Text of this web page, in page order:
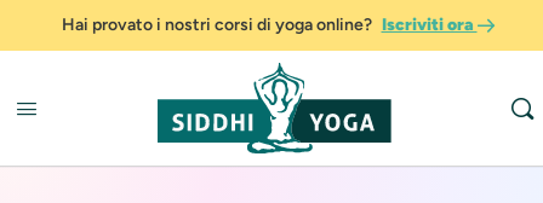
Hai provato i nostri corsi di yoga online? Iscriviti ora